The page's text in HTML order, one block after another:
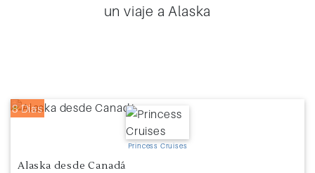
un viaje a Alaska
8 Días
Princess Cruises
Alaska desde Canadá